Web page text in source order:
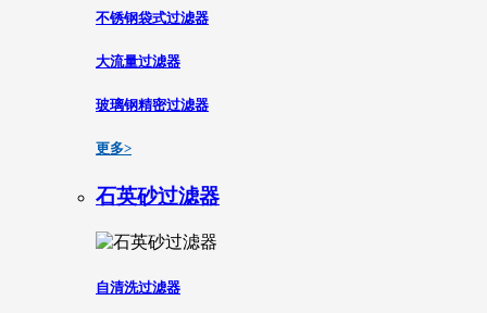
不锈钢袋式过滤器
大流量过滤器
玻璃钢精密过滤器
更多>
石英砂过滤器
自清洗过滤器